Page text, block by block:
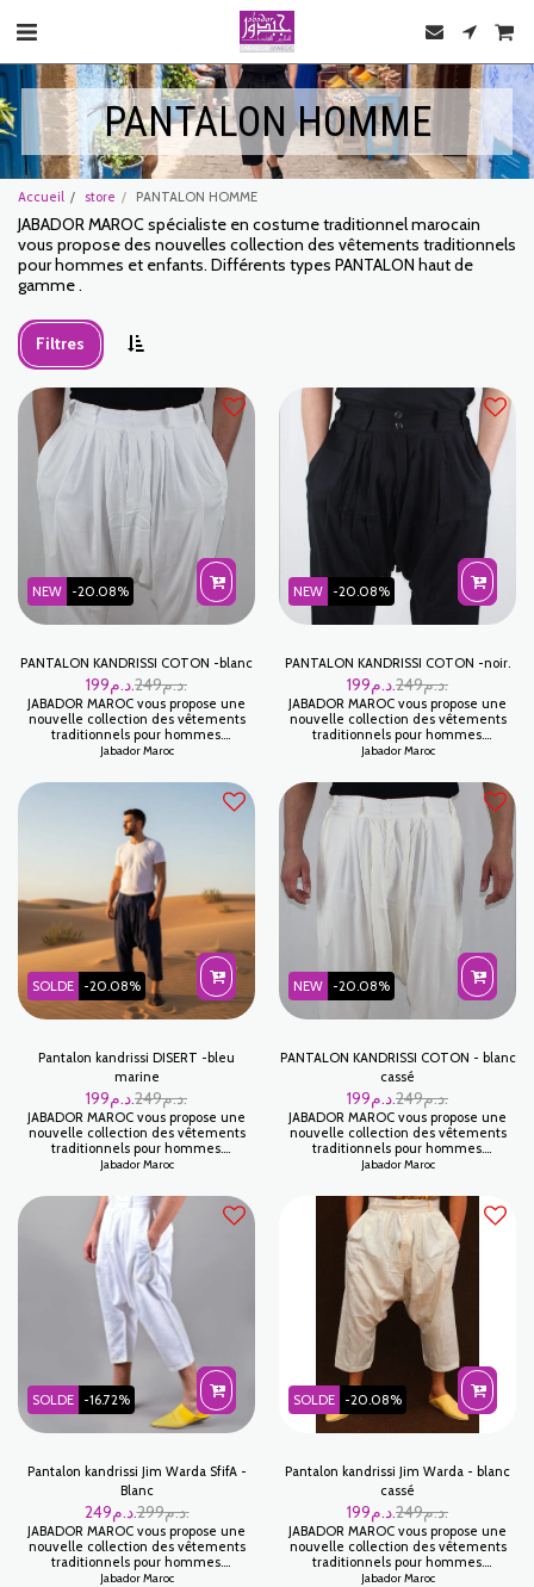
PANTALON HOMME
Accueil store PANTALON HOMME
JABADOR MAROC spécialiste en costume traditionnel marocain
vous propose des nouvelles collection des vêtements traditionnels
pour hommes et enfants. Différents types PANTALON haut de
gamme .
Filtres
NEW -20.08%
PANTALON KANDRISSI COTON -blanc
249 د.م. 199 د.م.
JABADOR MAROC vous propose une
nouvelle collection des vêtements
traditionnels pour hommes.
PANTALON KANDRISSI COTON pour
plus à l'aise chez vous et pour fêter
toutes vos occasions familiales. Tissu
COTON
Jabador Maroc
NEW -20.08%
PANTALON KANDRISSI COTON -noir.
249 د.م. 199 د.م.
JABADOR MAROC vous propose une
nouvelle collection des vêtements
traditionnels pour hommes.
PANTALON KANDRISSI COTON pour
plus à l'aise chez vous et pour fêter
toutes vos occasions familiales. Tissu
COTON
Jabador Maroc
SOLDE -20.08%
Pantalon kandrissi DISERT -bleu
marine
249 د.م. 199 د.م.
JABADOR MAROC vous propose une
nouvelle collection des vêtements
traditionnels pour hommes.
PANTALON KANDRISSI DISERT pour
plus à l'aise chez vous et pour fêter
toutes vos occasions familiales. Tissu
coton
Jabador Maroc
NEW -20.08%
PANTALON KANDRISSI COTON - blanc
cassé
249 د.م. 199 د.م.
JABADOR MAROC vous propose une
nouvelle collection des vêtements
traditionnels pour hommes.
PANTALON KANDRISSI COTON pour
plus à l'aise chez vous et pour fêter
toutes vos occasions familiales. Tissu
COTON
Jabador Maroc
SOLDE -16.72%
Pantalon kandrissi Jim Warda SfifA -
Blanc
299 د.م. 249 د.م.
JABADOR MAROC vous propose une
nouvelle collection des vêtements
traditionnels pour hommes.
PANTALON KANDRISSI JIM pour
Jabador Maroc
SOLDE -20.08%
Pantalon kandrissi Jim Warda - blanc
cassé
249 د.م. 199 د.م.
JABADOR MAROC vous propose une
nouvelle collection des vêtements
traditionnels pour hommes.
PANTALON KANDRISSI pour hommes
Jabador Maroc